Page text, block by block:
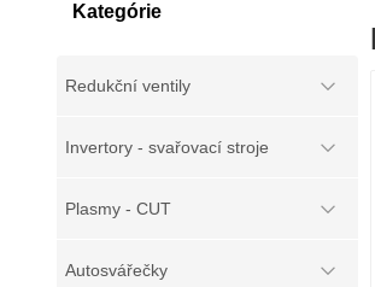
Kategórie
Redukční ventily
Invertory - svařovací stroje
Plasmy - CUT
Autosvářečky